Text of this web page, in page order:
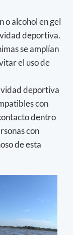
o alcohol en gel
deportiva.
se amplían
el uso de
deportiva
con
dentro
con
de esta